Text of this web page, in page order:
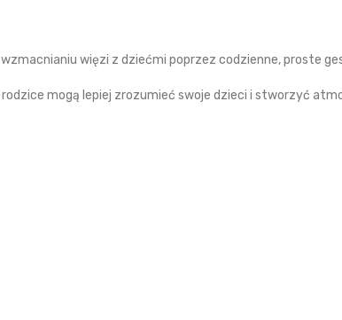
więzi z dziećmi poprzez codzienne, proste
mogą lepiej zrozumieć swoje dzieci i stworzyć